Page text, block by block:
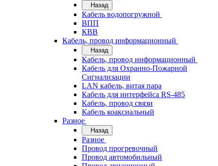
Назад
Кабель водопогружной
ВПП
КВВ
Кабель, провод информационный
Назад
Кабель, провод информационный
Кабель для Охранно-Пожарной
Сигнализации
LAN кабель, витая пара
Кабель для интерфейса RS-485
Кабель, провод связи
Кабель коаксиальный
Разное
Назад
Разное
Провод прогревочный
Провод автомобильный